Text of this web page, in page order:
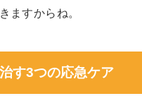
ますからね。
す3つの応急ケア